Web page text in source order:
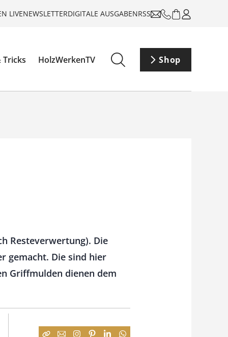
LIVENEWSLETTERDIGITALE AUSGABENRSS
Tricks HolzWerkenTV Shop
Resteverwertung). Die
gemacht. Die sind hier
Griffmulden dienen dem